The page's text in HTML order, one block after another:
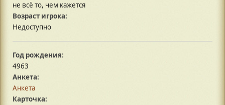
не всё то, чем кажется
Возраст игрока:
Недоступно
Год рождения:
4963
Анкета:
Анкета
Карточка: